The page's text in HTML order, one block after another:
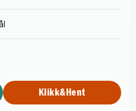
skje noe ondt.
storslått illustrert av
Klikk&Hent